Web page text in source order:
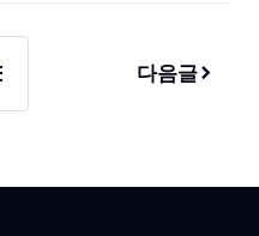
다음글